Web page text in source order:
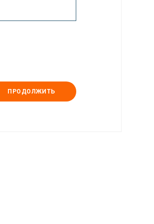
ПРОДОЛЖИТЬ